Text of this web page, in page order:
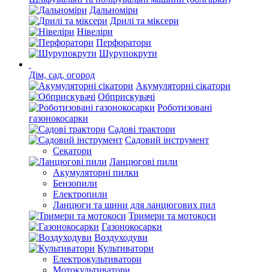
Дальноміри
Дрилі та міксери
Нівеліри
Перфоратори
Шурупокрути
Дім, сад, огород
Акумуляторні сікатори
Обприскувачі
Роботизовані
газонокосарки
Садові трактори
Садовий інструмент
Секатори
Ланцюгові пили
Акумуляторні пилки
Бензопили
Електропили
Ланцюги та шини для ланцюгових пил
Тримери та мотокоси
Газонокосарки
Воздуходуви
Культиватори
Електрокультиватори
Мотокультиватори